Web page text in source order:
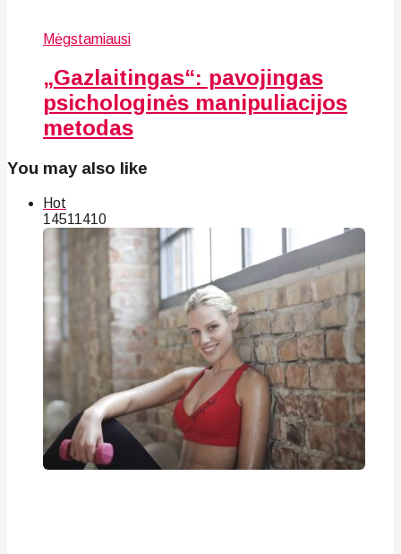
Mėgstamiausi
„Gazlaitingas“: pavojingas
psichologinės manipuliacijos
metodas
You may also like
Hot
14511410